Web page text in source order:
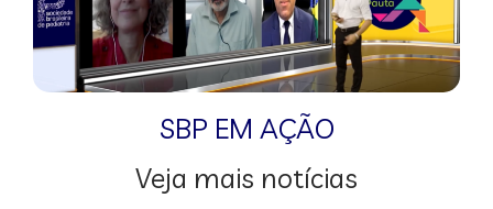
SBP EM AÇÃO
Veja mais notícias